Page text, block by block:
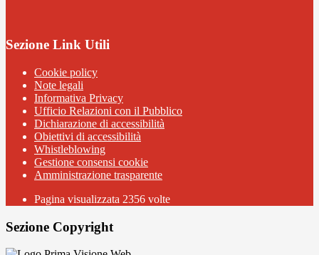
Sezione Link Utili
Cookie policy
Note legali
Informativa Privacy
Ufficio Relazioni con il Pubblico
Dichiarazione di accessibilità
Obiettivi di accessibilità
Whistleblowing
Gestione consensi cookie
Amministrazione trasparente
Pagina visualizzata 2356 volte
Sezione Copyright